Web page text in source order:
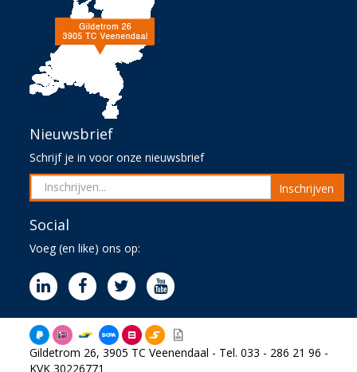
Nieuwsbrief
Schrijf je in voor onze nieuwsbrief
Inschrijven
Social
Voeg (en like) ons op:
Gildetrom 26, 3905 TC Veenendaal - Tel. 033 - 286 21 96 -
KVK 30226771